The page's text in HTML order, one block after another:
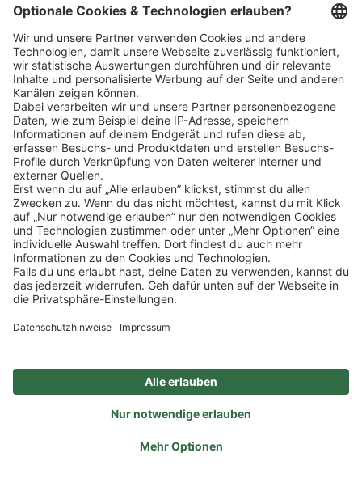
Schnellzugriff
ZAHLUNGSMETHODEN
SOCIAL
NEWSLETTER
BESUCHEN SIE UNS
Alle Preise inkl. gesetzl. Mehrwertsteuer zzgl. Versandkosten und ggf.
Nachnahmegebühren, wenn nicht anders angegeben.
Zertifizierter Bio-Fachhändler